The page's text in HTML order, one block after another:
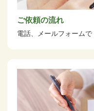
ご依頼の流れ
電話、メールフォームで